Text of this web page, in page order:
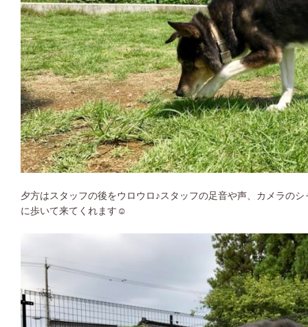
夕方はスタッフの後をウロウロ♪スタッフの足音や声、カメラの
に歩いて来てくれます☺︎